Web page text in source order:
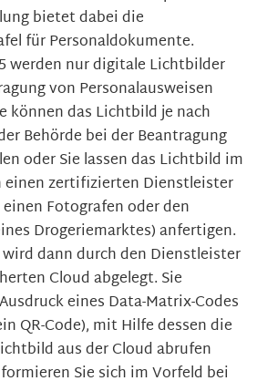
bietet dabei die
für Personaldokumente.
werden nur digitale Lichtbilder
von Personalausweisen
können das Lichtbild je nach
Behörde bei der Beantragung
oder Sie lassen das Lichtbild im
einen zertifizierten Dienstleister
Fotografen oder den
Drogeriemarktes) anfertigen.
dann durch den Dienstleister
Cloud abgelegt. Sie
eines Data-Matrix-Codes
QR-Code), mit Hilfe dessen die
aus der Cloudabrufen
Sie sich im Vorfeld bei